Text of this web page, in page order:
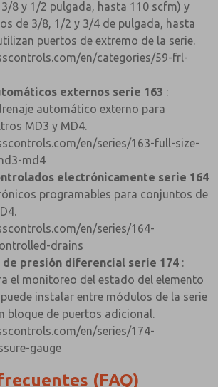
8 y 1/2 pulgada, hasta 110 scfm) y
de 3/8, 1/2 y 3/4 de pulgada, hasta
puertos de extremo de la serie.
en/categories/59-frl-
externos serie 163 :
automático externo para
MD3 y MD4.
en/series/163-full-size-
md4
electrónicamente serie 164
programables para conjuntos de
en/series/164-
drains
de presión diferencial serie 174 :
el monitoreo del estado del elemento
instalar entre módulos de la serie
bloque de puertos adicional.
en/series/174-
gauge
(FAQ)